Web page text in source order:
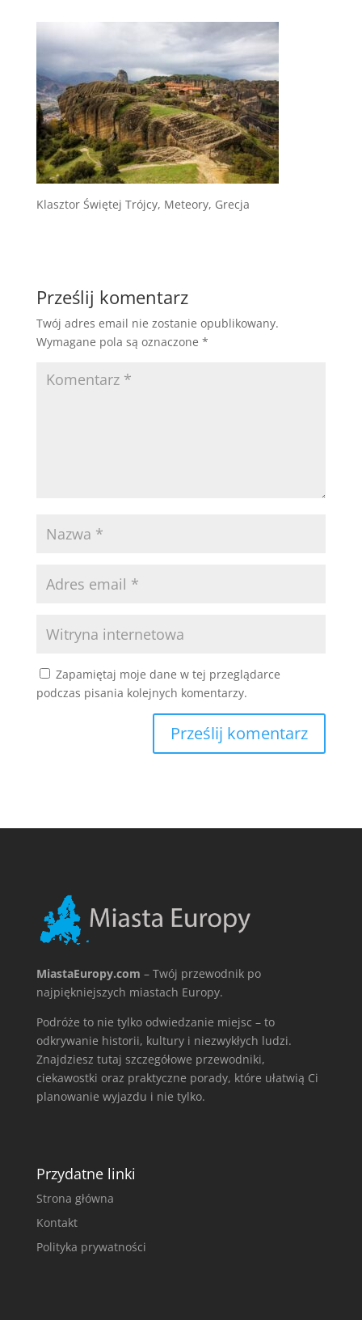
Klasztor Świętej Trójcy, Meteory, Grecja
Prześlij komentarz
Twój adres email nie zostanie opublikowany.
Wymagane pola są oznaczone *
Zapamiętaj moje dane w tej przeglądarce
podczas pisania kolejnych komentarzy.
MiastaEuropy.com – Twój przewodnik po
najpiękniejszych miastach Europy.
Podróże to nie tylko odwiedzanie miejsc – to
odkrywanie historii, kultury i niezwykłych ludzi.
Znajdziesz tutaj szczegółowe przewodniki,
ciekawostki oraz praktyczne porady, które ułatwią Ci
planowanie wyjazdu i nie tylko.
Przydatne linki
Strona główna
Kontakt
Polityka prywatności